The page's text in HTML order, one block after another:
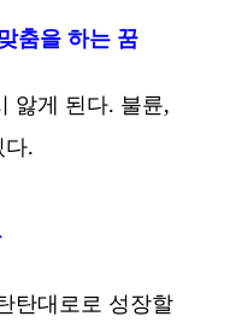
춤을 하는 꿈
앓게 된다. 불륜,
.
탄대로로 성장할